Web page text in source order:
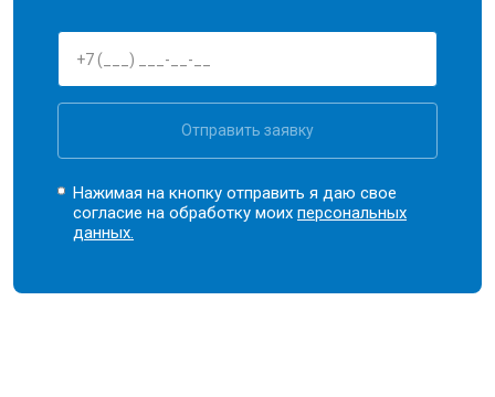
Отправить заявку
Нажимая на кнопку отправить я даю свое
согласие на обработку моихперсональных
данных.